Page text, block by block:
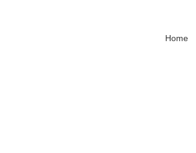
Home